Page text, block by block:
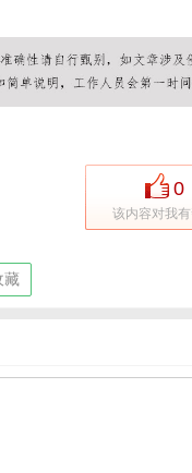
0
该内容对我
藏